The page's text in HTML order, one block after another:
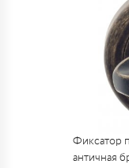
Фиксатор
античная